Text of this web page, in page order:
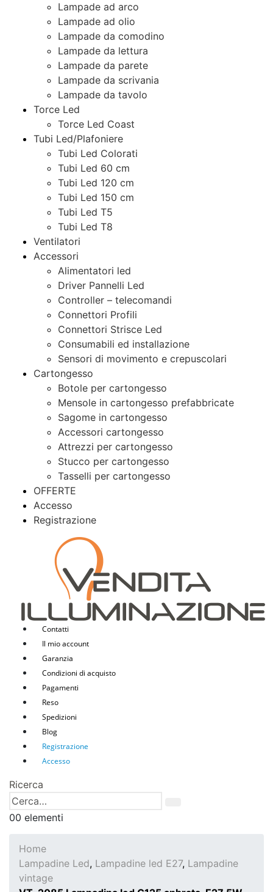
Lampade ad arco
Lampade ad olio
Lampade da comodino
Lampade da lettura
Lampade da parete
Lampade da scrivania
Lampade da tavolo
Torce Led
Torce Led Coast
Tubi Led/Plafoniere
Tubi Led Colorati
Tubi Led 60 cm
Tubi Led 120 cm
Tubi Led 150 cm
Tubi Led T5
Tubi Led T8
Ventilatori
Accessori
Alimentatori led
Driver Pannelli Led
Controller – telecomandi
Connettori Profili
Connettori Strisce Led
Consumabili ed installazione
Sensori di movimento e crepuscolari
Cartongesso
Botole per cartongesso
Mensole in cartongesso prefabbricate
Sagome in cartongesso
Accessori cartongesso
Attrezzi per cartongesso
Stucco per cartongesso
Tasselli per cartongesso
OFFERTE
Accesso
Registrazione
Contatti
Il mio account
Garanzia
Condizioni di acquisto
Pagamenti
Reso
Spedizioni
Blog
Registrazione
Accesso
Ricerca
00 elementi
Home
Lampadine Led, Lampadine led E27, Lampadine
vintage